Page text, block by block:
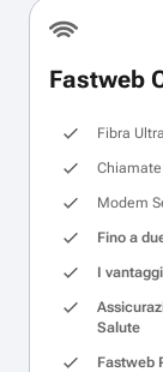
Fastweb
Fibra
Modem
Fino a
I
Salute
Fastweb